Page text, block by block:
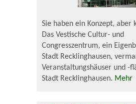
Sie haben ein Konzept, aber
Das Vestische Cultur- und
Congresszentrum, ein
Stadt Recklinghausen,
Veranstaltungshäuser und -
Stadt Recklinghausen. Mehr